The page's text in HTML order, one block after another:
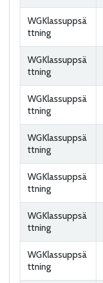
WGKlassuppsä
ttning
WGKlassuppsä
ttning
WGKlassuppsä
ttning
WGKlassuppsä
ttning
WGKlassuppsä
ttning
WGKlassuppsä
ttning
WGKlassuppsä
ttning